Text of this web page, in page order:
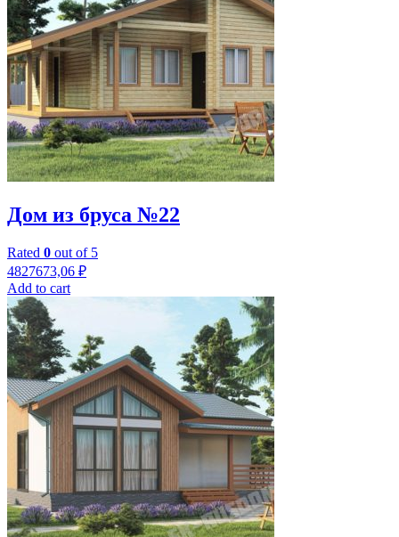
Дом из бруса №22
Rated 0 out of 5
4827673,06 ₽
Add to cart